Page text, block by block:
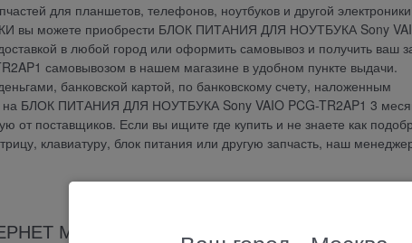
для планшетов, телефонов, ноутбуков и другой
вы можете приобрести БЛОК ПИТАНИЯ ДЛЯ НОУТБУКА Sony
в любой город или оформить самовывоз и получить ваш
самовывозом в нашем магазине в удобном пункте выдачи.
банковской картой, по банковскому счету, наложенным
на БЛОК ПИТАНИЯ ДЛЯ НОУТБУКА Sony VAIO PCG-TR2AP1 3
поставщиков. Если вы ищите где купить и не знаете как
клавиатуру, блок питания или другую запчасть, наш
МАГАЗИНА ТЕРАБАЙТ МАРКЕТ